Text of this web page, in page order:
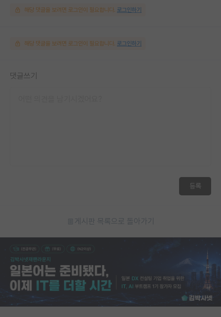
해당 댓글을 보려면 로그인이 필요합니다. 로그인하기
해당 댓글을 보려면 로그인이 필요합니다. 로그인하기
댓글쓰기
등록
게시판 목록으로 돌아가기